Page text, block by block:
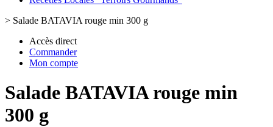
> Salade BATAVIA rouge min 300 g
Accès direct
Commander
Mon compte
Salade BATAVIA rouge min
300 g